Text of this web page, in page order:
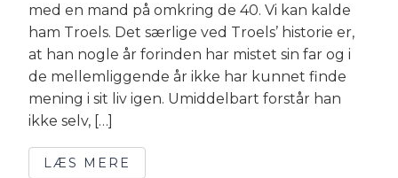
med en mand på omkring de 40. Vi kan kalde
ham Troels. Det særlige ved Troels’ historie er,
at han nogle år forinden har mistet sin far og i
de mellemliggende år ikke har kunnet finde
mening i sit liv igen. Umiddelbart forstår han
ikke selv, […]
LÆS MERE